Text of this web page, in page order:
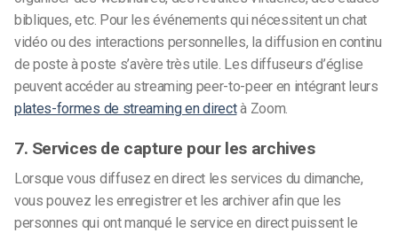
bibliques, etc. Pour les événements qui nécessitent un chat
vidéo ou des interactions personnelles, la diffusion en continu
de poste à poste s’avère très utile. Les diffuseurs d’église
peuvent accéder au streaming peer-to-peer en intégrant leurs
plates-formes de streaming en directà Zoom.
7. Services de capture pour les archives
Lorsque vous diffusez en direct les services du dimanche,
vous pouvez les enregistrer et les archiver afin que les
personnes qui ont manqué le service en direct puissent le